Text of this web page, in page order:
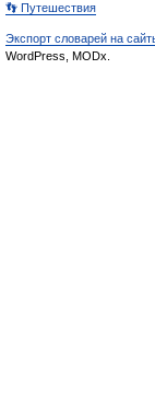
👣 Путешествия
Экспорт словарей на
WordPress, MODx.